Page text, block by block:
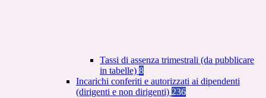
Tassi di assenza trimestrali (da pubblicare
in tabelle) 8
Incarichi conferiti e autorizzati ai dipendenti
(dirigenti e non dirigenti) 236